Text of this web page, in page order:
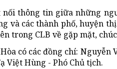
thông tin giữa những
và các thành phố, huyện
trong CLB về gặp mặt,
có các đồng chí:
Việt Hùng - Phó Chủ tịch.